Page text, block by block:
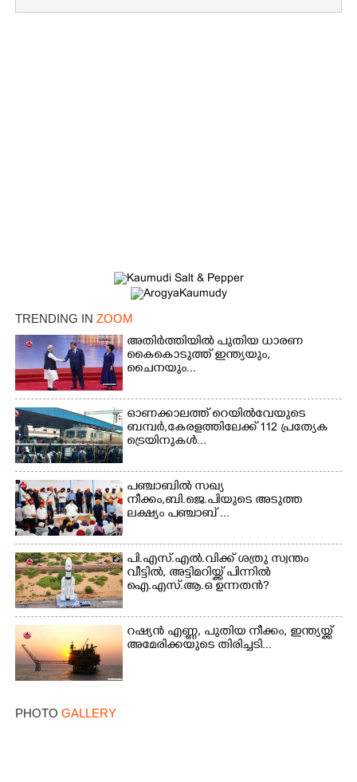
TRENDING IN ZOOM
അതിർത്തിയിൽ പുതിയ ധാരണ
കൈകൊടുത്ത് ഇന്ത്യയും,
ചൈനയും...
ഓണക്കാലത്ത് റെയിൽവേയുടെ
ബമ്പർ,കേരളത്തിലേക്ക് 112 പ്രത്യേക
ട്രെയിനുകൾ...
പഞ്ചാബില്‍ സഖ്യ
നീക്കം,ബി.ജെ.പിയുടെ അടുത്ത
ലക്ഷ്യം പഞ്ചാബ് ...
പി.എസ്.എൽ.വിക്ക് ശത്രു സ്വന്തം
വീട്ടിൽ, അട്ടിമറിയ്ക്ക് പിന്നിൽ
ഐ.എസ്.ആ.ഒ ഉന്നതൻ?
റഷ്യൻ എണ്ണ, പുതിയ നീക്കം, ഇന്ത്യയ്ക്ക്
അമേരിക്കയുടെ തിരിച്ചടി...
PHOTO GALLERY
Share this link